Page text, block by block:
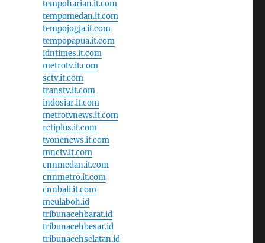
tempoharian.it.com
tempomedan.it.com
tempojogja.it.com
tempopapua.it.com
idntimes.it.com
metrotv.it.com
sctv.it.com
transtv.it.com
indosiar.it.com
metrotvnews.it.com
rctiplus.it.com
tvonenews.it.com
mnctv.it.com
cnnmedan.it.com
cnnmetro.it.com
cnnbali.it.com
meulaboh.id
tribunacehbarat.id
tribunacehbesar.id
tribunacehselatan.id